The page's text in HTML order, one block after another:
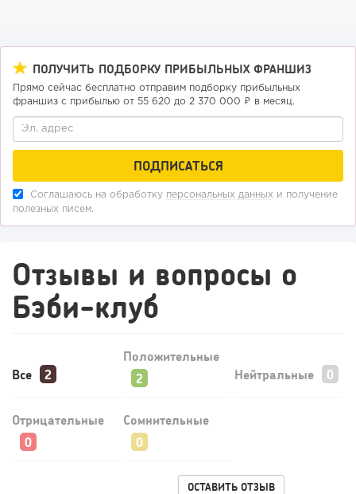
ПОЛУЧИТЬ ПОДБОРКУ ПРИБЫЛЬНЫХ ФРАНШИЗ
Прямо сейчас бесплатно отправим подборку прибыльных
франшиз с прибылью от 55 620 до 2 370 000 ₽ в месяц.
Соглашаюсь на обработку персональных данных и получение
полезных писем.
Отзывы и вопросы о
Бэби-клуб
Все
Положительные
Нейтральные
Отрицательные Сомнительные
ОСТАВИТЬ ОТЗЫВ